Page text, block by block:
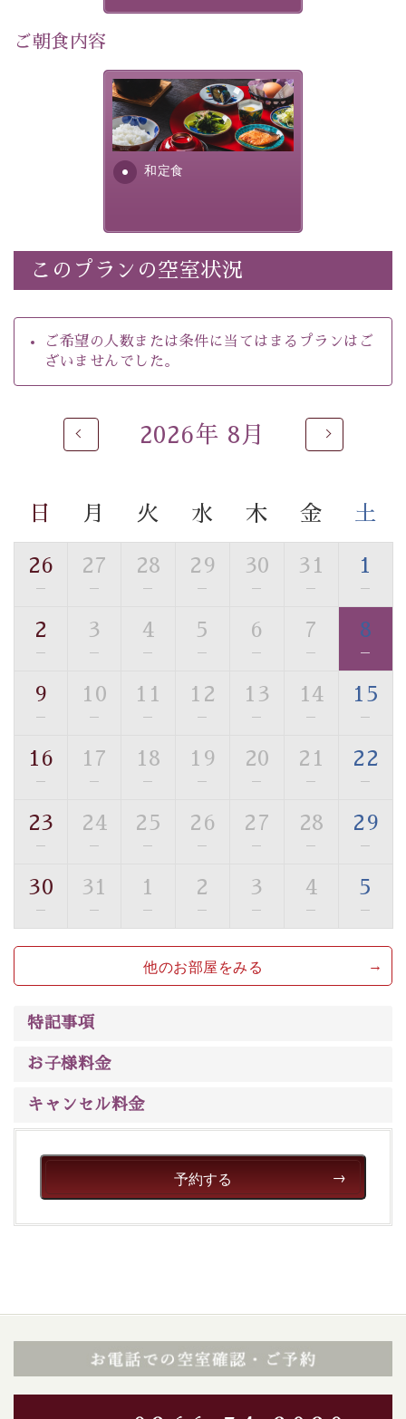
20：00 ほたる童謡公園到着（60分間の自由時間）
21：00 ほたる童謡公園出発
21：45 「ホテル紅や」到着
【ご予約前にご確認ください】
※本プランはバスの定員に限りがあるため、先着順での
ご案内となります。
※ご予約完了後でも、時間差により満席となる場合がご
ざいます。その際は当館よりご連絡申し上げます。
※催行人数に満たない場合は、催行を見合わせる場合が
※ほたる童謡公園では自由行動となります（ガイドは付
きません）。
※ホタルの発生は自然条件に左右されるため、ご覧いた
だけない場合もございます。
-----------【安心への取り組み】----------
個室料亭、貸切風呂のご利用が可能な上、 安心安全にご
滞在いただけるよう
徹底した衛生管理を行っております。
-------------------------------------------------
ほたる童謡公園までのご送迎＆入園券
・諏訪大社4社を巡る無料参拝バス（事前予約制）
・館内着をご用意
・環境に配慮したアメニティをご用意
・館内フリーWi-Fi
・チェックイン15時、チェックアウト10時
・個室料亭で個室食
・朝食はこだわりの味噌汁をはじめとした和定食
【温泉】
の効果が高い、極めて希有な源泉です。身も心も癒され
るご入浴をお愉しみください。
■お座敷風呂（大浴場）
温泉の成分に合わせ、防菌防カビの特殊素材の畳を使
用。 足元が柔らかく、そして滑りにくい畳のお風呂で
※男性大浴場までのご移動には階段がございます。 予め
眺望はございませんが、源泉掛け流しの温泉の質を楽し
む貸切温泉風呂です。ゆったりといやされるプライベー
トな空間をお愉しみください。
【旅】
■諏訪大社4社を巡る無料参拝バス
※交通規制などにより運行できない日がございます
※年末年始及び御柱祭前後は運行しておりません
ご朝食内容
和定食
さっぱりとした和食膳に使わ
れる食材は、諏訪の名産品を
ふんだんに取り入れ、安心・
安全を心掛けた長野県産...
このプランの空室状況
ご希望の人数または条件に当てはまるプランはご
ざいませんでした。
2026年 8月
日 月 火 水 木 金 土
26
—
27
—
28
—
29
—
30
—
31
—
1
—
2
—
3
—
4
—
5
—
6
—
7
—
8
—
9
—
10
—
11
—
12
—
13
—
14
—
15
—
16
—
17
—
18
—
19
—
20
—
21
—
22
—
23
—
24
—
25
—
26
—
27
—
28
—
29
—
30
—
31
—
1
—
2
—
3
—
4
—
5
—
他のお部屋をみる
特記事項
お子様料金
キャンセル料金
予約する